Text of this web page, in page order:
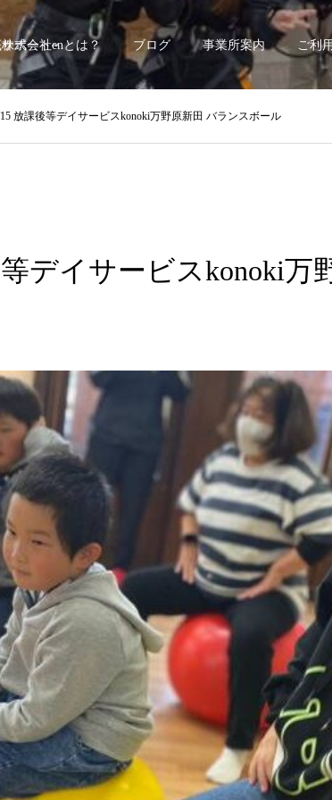
ポート~
株式会社enとは？ ブログ 事業所案内 ご利
放課後等デイサービスkonoki万野原新田 バランスボール
デイサービスkonoki万